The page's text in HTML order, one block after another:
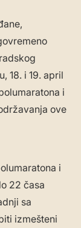
18. i 19. april
i
ove
i
22 časa
sa
izmešteni